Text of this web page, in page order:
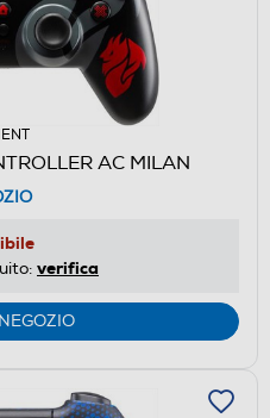
AC MILAN
verifica